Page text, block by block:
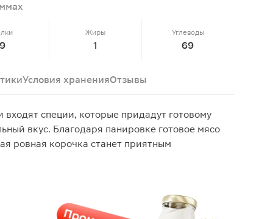
Жиры
1
Углеводы
69
Условия храненияОтзывы
входят специи, которые придадут готовому
вкус. Благодаря панировке готовое мясо
ровная корочка станет приятным